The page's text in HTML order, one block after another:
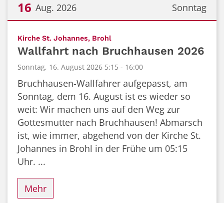
Sonntag
16 Aug. 2026
Kirche St. Johannes, Brohl:
Wallfahrt nach Bruchhausen 2026
Sonntag, 16. August 2026 5:15 - 16:00
Bruchhausen-Wallfahrer aufgepasst, am
Sonntag, dem 16. August ist es wieder so
weit: Wir machen uns auf den Weg zur
Gottesmutter nach Bruchhausen! Abmarsch
ist, wie immer, abgehend von der Kirche St.
Johannes in Brohl in der Frühe um 05:15
Uhr. ...
Mehr